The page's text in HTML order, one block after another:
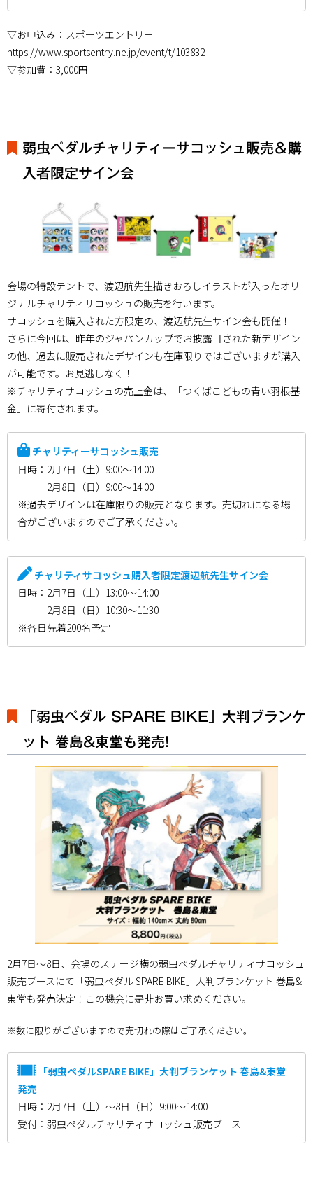
▽お申込み：スポーツエントリー
https://www.sportsentry.ne.jp/event/t/103832
▽参加費：3,000円
弱虫ペダルチャリティーサコッシュ販売＆購
入者限定サイン会
会場の特設テントで、渡辺航先生描きおろしイラストが入ったオリ
ジナルチャリティサコッシュの販売を行います。
サコッシュを購入された方限定の、渡辺航先生サイン会も開催！
さらに今回は、昨年のジャパンカップでお披露目された新デザイン
の他、過去に販売されたデザインも在庫限りではございますが購入
が可能です。お見逃しなく！
※チャリティサコッシュの売上金は、「つくばこどもの青い羽根基
金」に寄付されます。
チャリティーサコッシュ販売
日時：2月7日（土）9:00〜14:00
2月8日（日）9:00〜14:00
※過去デザインは在庫限りの販売となります。売切れになる場
合がございますのでご了承ください。
チャリティサコッシュ購入者限定渡辺航先生サイン会
日時：2月7日（土）13:00～14:00
2月8日（日）10:30～11:30
※各日先着200名予定
「弱虫ペダル SPARE BIKE」大判ブランケ
ット 巻島&東堂も発売!
2月7日〜8日、会場のステージ横の弱虫ペダルチャリティサコッシュ
販売ブースにて「弱虫ペダル SPARE BIKE」大判ブランケット 巻島&
東堂も発売決定！この機会に是非お買い求めください。
※数に限りがございますので売切れの際はご了承ください。
「弱虫ペダルSPARE BIKE」大判ブランケット 巻島&東堂
発売
日時：2月7日（土）〜8日（日）9:00～14:00
受付：弱虫ペダルチャリティサコッシュ販売ブース